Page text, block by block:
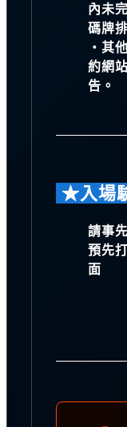
內未
碼牌
・其
約網
告。
★入場
請事
預先
面